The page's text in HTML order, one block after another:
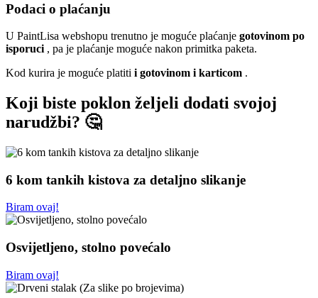
Podaci o plaćanju
U PaintLisa webshopu trenutno je moguće plaćanje gotovinom po
isporuci , pa je plaćanje moguće nakon primitka paketa.
Kod kurira je moguće platiti i gotovinom i karticom .
Koji biste poklon željeli dodati svojoj
narudžbi? 🤔
6 kom tankih kistova za detaljno slikanje
Biram ovaj!
Osvijetljeno, stolno povećalo
Biram ovaj!